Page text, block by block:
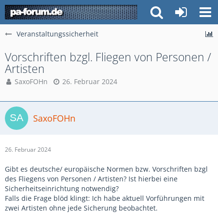
Veranstaltungssicherheit
Vorschriften bzgl. Fliegen von Personen /
Artisten
SaxoFOHn 26. Februar 2024
SaxoFOHn
26. Februar 2024
Gibt es deutsche/ europäische Normen bzw. Vorschriften bzgl
des Fliegens von Personen / Artisten? Ist hierbei eine
Sicherheitseinrichtung notwendig?
Falls die Frage blöd klingt: Ich habe aktuell Vorführungen mit
zwei Artisten ohne jede Sicherung beobachtet.